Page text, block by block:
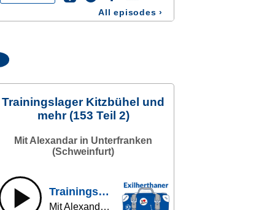
All episodes ›
Trainingslager Kitzbühel und
mehr (153 Teil 2)
Mit Alexandar in Unterfranken
(Schweinfurt)
Trainingslager Kitzbühel und mehr (153 Teil 2)
Mit Alexandar in Unterfranken (Schweinfurt)